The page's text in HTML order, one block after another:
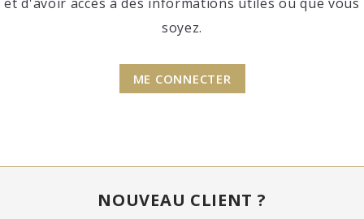
soyez.
ME CONNECTER
NOUVEAU CLIENT ?